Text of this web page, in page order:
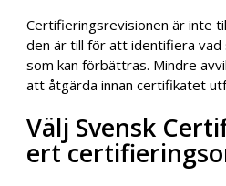
Certifieringsrevisionen är inte
den är till för att identifiera vad
som kan förbättras. Mindre
att åtgärda innan certifikatet
Välj Svensk
ert